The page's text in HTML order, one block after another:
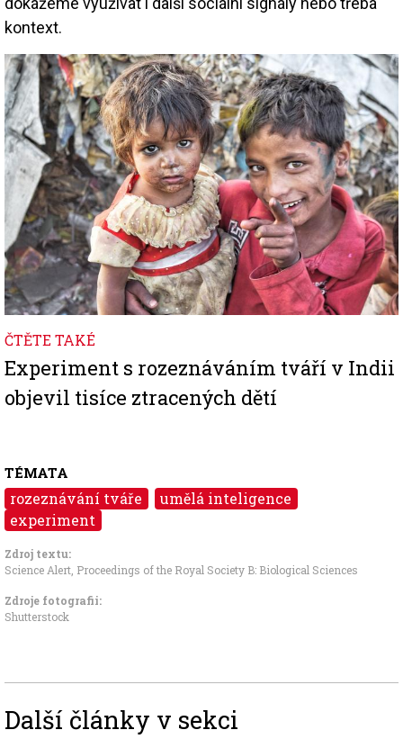
kontext.
Image
ČTĚTE TAKÉ
Experiment s rozeznáváním tváří v Indii
objevil tisíce ztracených dětí
TÉMATA
rozeznávání tváře
umělá inteligence
experiment
Zdroj textu:
Science Alert Proceedings of the Royal Society B: Biological Sciences
Zdroje fotografii:
Shutterstock
Další články v sekci